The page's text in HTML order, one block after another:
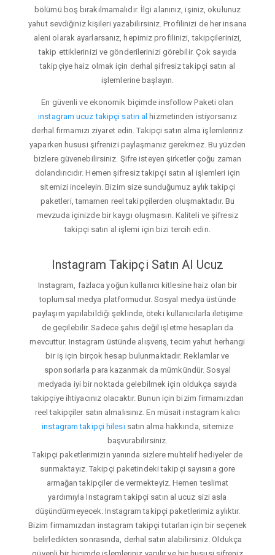
bölümü boş bırakılmamalıdır. İlgi alanınız, işiniz, okulunuz
yahut sevdiğiniz kişileri yazabilirsiniz. Profilinizi de her insana
aleni olarak ayarlarsanız, hepimiz profilinizi, takipçilerinizi,
takip ettiklerinizi ve gönderilerinizi görebilir. Çok sayıda
takipçiye haiz olmak için derhal şifresiz takipçi satın al
işlemlerine başlayın.
En güvenli ve ekonomik biçimde insfollow Paketi olan
instagram ucuz takipçi satın al hizmetinden istiyorsanız
derhal firmamızı ziyaret edin. Takipçi satın alma işlemleriniz
yaparken hususi şifrenizi paylaşmanız gerekmez. Bu yüzden
bizlere güvenebilirsiniz. Şifre isteyen şirketler çoğu zaman
dolandırıcıdır. Hemen şifresiz takipçi satın al işlemleri için
sitemizi inceleyin. Bizim size sunduğumuz aylık takipçi
paketleri, tamamen reel takipçilerden oluşmaktadır. Bu
mevzuda içinizde bir kaygı oluşmasın. Kaliteli ve şifresiz
takipçi satın al işlemi için bizi tercih edin.
Instagram Takipçi Satın Al Ucuz
Instagram, fazlaca yoğun kullanıcı kitlesine haiz olan bir
toplumsal medya platformudur. Sosyal medya üstünde
paylaşım yapılabildiği şeklinde, öteki kullanıcılarla iletişime
de geçilebilir. Sadece şahıs değil işletme hesapları da
mevcuttur. Instagram üstünde alışveriş, tecim yahut herhangi
bir iş için birçok hesap bulunmaktadır. Reklamlar ve
sponsorlarla para kazanmak da mümkündür. Sosyal
medyada iyi bir noktada gelebilmek için oldukça sayıda
takipçiye ihtiyacınız olacaktır. Bunun için bizim firmamızdan
reel takipçiler satın almalısınız. En müsait instagram kalıcı
instagram takipçi hilesisatın alma hakkında, sitemize
başvurabilirsiniz.
Takipçi paketlerimizin yanında sizlere muhtelif hediyeler de
sunmaktayız. Takipçi paketindeki takipçi sayısına gore
armağan takipçiler de vermekteyiz. Hemen teslimat
yardımıyla Instagram takipçi satın al ucuz sizi asla
düşündürmeyecek. Instagram takipçi paketlerimiz aylıktır.
Bizim firmamızdan instagram takipçi tutarları için bir seçenek
belirledikten sonrasında, derhal satın alabilirsiniz. Oldukça